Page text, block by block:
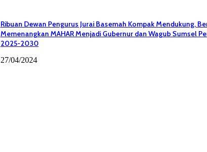
Ribuan Dewan Pengurus Jurai Basemah Kompak Mendukung,
Memenangkan MAHAR Menjadi Gubernur dan Wagub Sumsel
2025-2030
27/04/2024